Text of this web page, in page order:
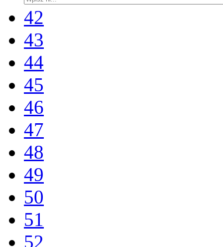
42
43
44
45
46
47
48
49
50
51
52